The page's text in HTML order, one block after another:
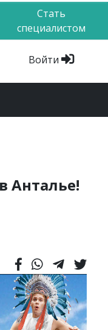
Стать
специалистом
Войти
Анталье!